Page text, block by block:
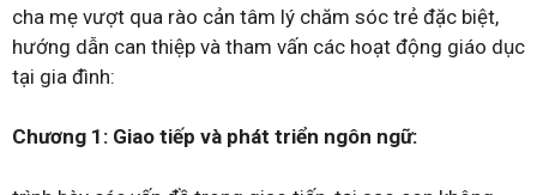
cha mẹ vượt qua rào cản tâm lý chăm sóc trẻ đặc biệt,
hướng dẫn can thiệp và tham vấn các hoạt động giáo dục
tại gia đình:
Chương 1: Giao tiếp và phát triển ngôn ngữ: